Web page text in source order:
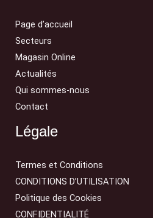
Page d’accueil
Secteurs
Magasin Online
Actualités
Qui sommes-nous
Contact
Légale
Termes et Conditions
CONDITIONS D’UTILISATION
Politique des Cookies
CONFIDENTIALITÉ